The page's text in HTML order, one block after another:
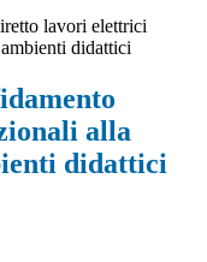
lavori elettrici
didattici
alla
didattici